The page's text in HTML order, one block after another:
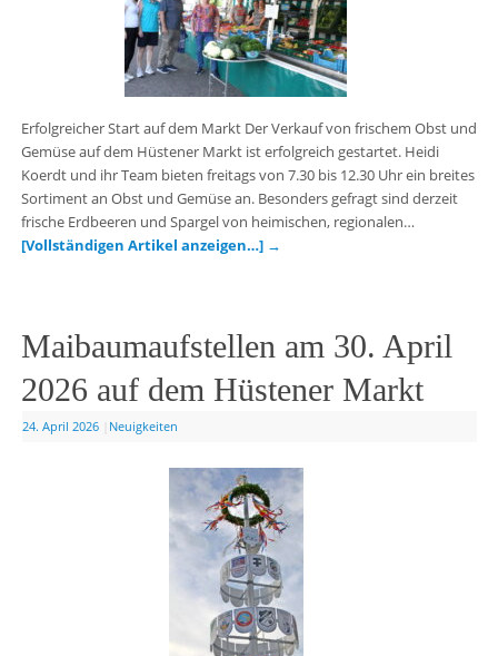
Erfolgreicher Start auf dem Markt Der Verkauf von frischem Obst und
Gemüse auf dem Hüstener Markt ist erfolgreich gestartet. Heidi
Koerdt und ihr Team bieten freitags von 7.30 bis 12.30 Uhr ein breites
Sortiment an Obst und Gemüse an. Besonders gefragt sind derzeit
frische Erdbeeren und Spargel von heimischen, regionalen…
[Vollständigen Artikel anzeigen…] →
Maibaumaufstellen am 30. April
2026 auf dem Hüstener Markt
24. April 2026 Neuigkeiten